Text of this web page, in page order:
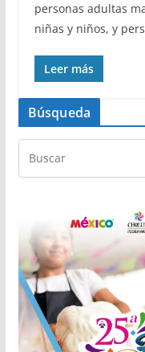
personas adultas
niñas y niños, y
Leer más
Búsqueda